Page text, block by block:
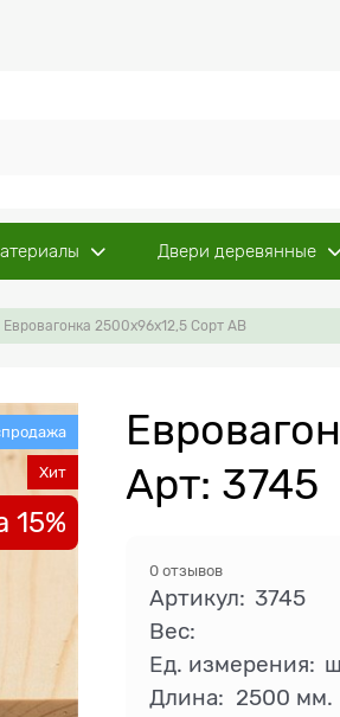
Двери деревянные
Евровагонка 2500х96х12,5 Сорт АВ
Хит
15%
Арт: 3745
0 отзывов
Артикул: 3745
Вес:
Ед. измерения:
Длина: 2500 мм.